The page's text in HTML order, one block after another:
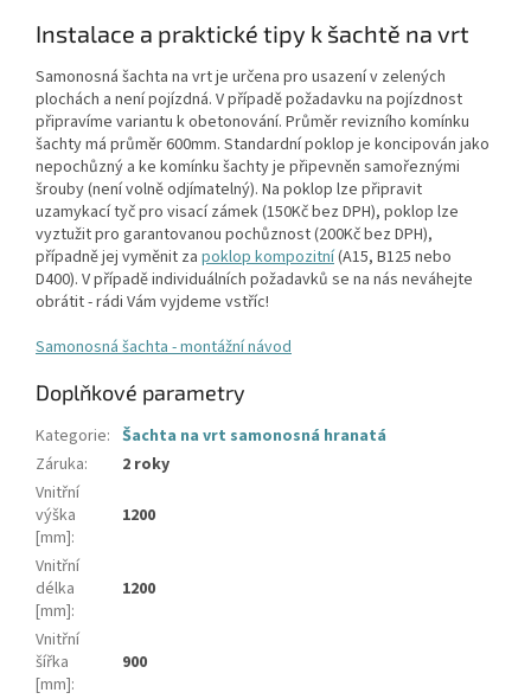
Instalace a praktické tipy k šachtě na vrt
Samonosná šachta na vrt je určena pro usazení v zelených
plochách a není pojízdná. V případě požadavku na pojízdnost
připravíme variantu k obetonování. Průměr revizního komínku
šachty má průměr 600mm. Standardní poklop je koncipován jako
nepochůzný a ke komínku šachty je připevněn samořeznými
šrouby (není volně odjímatelný). Na poklop lze připravit
uzamykací tyč pro visací zámek (150Kč bez DPH), poklop lze
vyztužit pro garantovanou pochůznost (200Kč bez DPH),
případně jej vyměnit za poklop kompozitní(A15, B125 nebo
D400). V případě individuálních požadavků se na nás neváhejte
obrátit - rádi Vám vyjdeme vstříc!
Samonosná šachta - montážní návod
Doplňkové parametry
Kategorie: Šachta na vrt samonosná hranatá
Záruka:
2 roky
Vnitřní
výška
[mm]:
1200
Vnitřní
délka
[mm]:
1200
Vnitřní
šířka
[mm]:
900